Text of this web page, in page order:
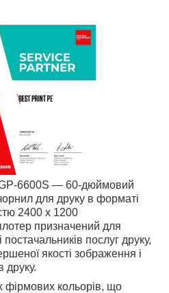
6600S — 60-дюймовий
для друку в форматі
2400 x 1200
призначений для
послуг друку,
якості зображення і
друку.
фірмових кольорів, що